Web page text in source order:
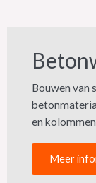
Bouwen van
en
Meer